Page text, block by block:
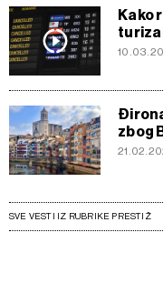
Kako
zbog
SVE VESTI IZ RUBRIKE PRESTIŽ